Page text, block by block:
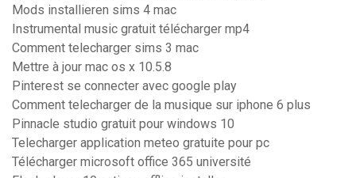
Mods installieren sims 4 mac
Instrumental music gratuit télécharger mp4
Comment telecharger sims 3 mac
Mettre à jour mac os x 10.5.8
Pinterest se connecter avec google play
Comment telecharger de la musique sur iphone 6 plus
Pinnacle studio gratuit pour windows 10
Telecharger application meteo gratuite pour pc
Télécharger microsoft office 365 université